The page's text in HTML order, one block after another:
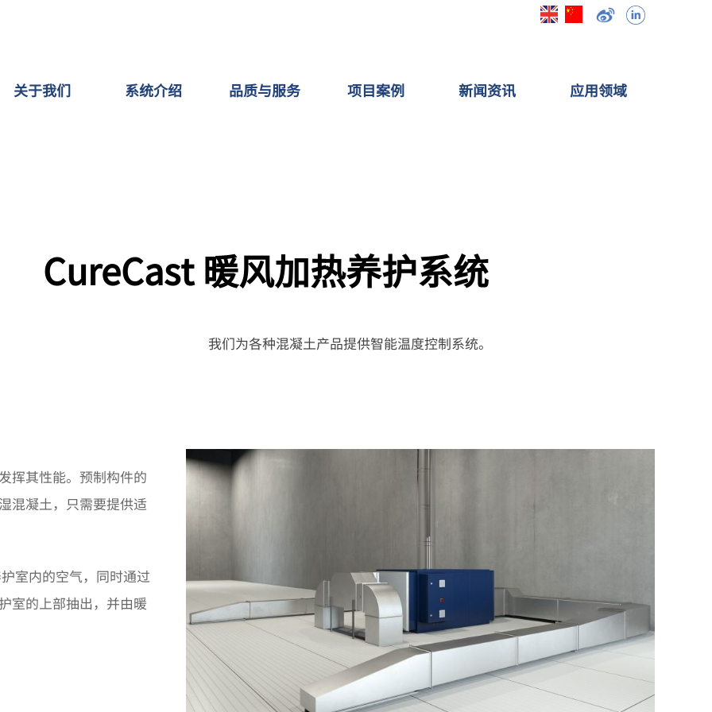
挥其性能。预制构件的
混凝土，只需要提供适
室内的空气，同时通过
室的上部抽出，并由暖
CureCast 暖风加热养护系统
我们为各种混凝土产品提供智能温度控制系统。
关于我们 系统介绍 品质与服务 项目案例 新闻资讯 应用领域